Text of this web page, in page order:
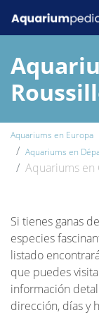
Aquariums en Europa
Aquariums en
Aquariums en
Si tienes ganas
especies
listado
que puedes
información
dirección, días y